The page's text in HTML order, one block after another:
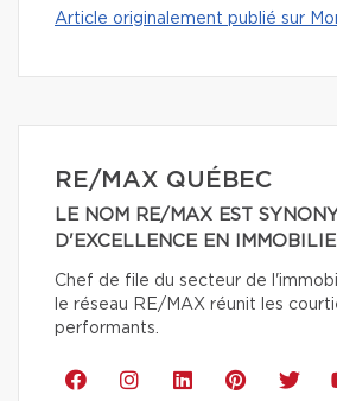
Article originalement publié sur
RE/MAX QUÉBEC
LE NOM RE/MAX EST
D'EXCELLENCE EN
Chef de file du secteur de
le réseau RE/MAX réunit les
performants.